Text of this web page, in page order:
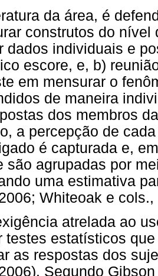
da área, é
construtos do
dados individuais e
escore, e, b)
em mensurar o
de maneira
dos membros
a percepção de
é capturada e,
são agrupadas por
uma estimativa
Whiteoak e cols.,
atrelada ao
testes estatísticos
as respostas dos
Segundo